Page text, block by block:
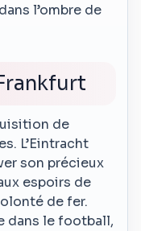
l’ombre de
de
L’Eintracht
son précieux
espoirs de
de fer.
dans le football,